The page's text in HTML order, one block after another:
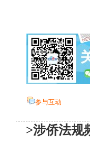
参与互动
>涉侨法规